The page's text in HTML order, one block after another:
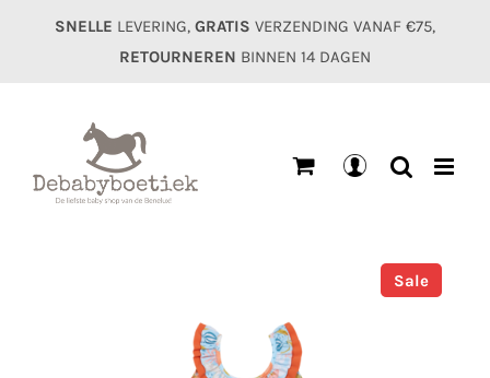
SNELLE LEVERING, GRATIS VERZENDING VANAF €75,
RETOURNEREN BINNEN 14 DAGEN
Sale